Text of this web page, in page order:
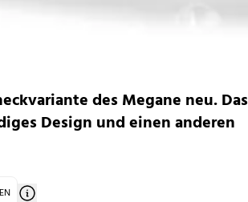
des Megane neu. Das
Design und einen anderen